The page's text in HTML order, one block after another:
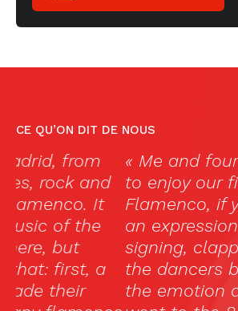
CE QU’ON DIT DE NOUS
« Me and four of my
to enjoy our first taste of
Flamenco, if you don’t
an expression to poetry.
signing, clapping,
the dancers begin their
the emotion and power is